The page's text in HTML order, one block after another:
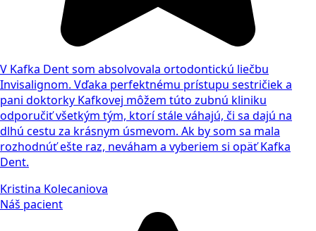
V Kafka Dent som absolvovala ortodontickú liečbu
Invisalignom. Vďaka perfektnému prístupu sestričiek a
pani doktorky Kafkovej môžem túto zubnú kliniku
odporučiť všetkým tým, ktorí stále váhajú, či sa dajú na
dlhú cestu za krásnym úsmevom. Ak by som sa mala
rozhodnúť ešte raz, neváham a vyberiem si opäť Kafka
Dent.
Kristina Kolecaniova
Náš pacient